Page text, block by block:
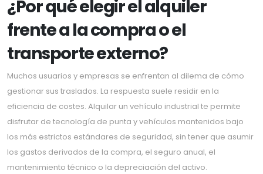
¿Por qué elegir el alquiler
frente a la compra o el
transporte externo?
Muchos usuarios y empresas se enfrentan al dilema de cómo
gestionar sus traslados. La respuesta suele residir en la
eficiencia de costes. Alquilar un vehículo industrial te permite
disfrutar de tecnología de punta y vehículos mantenidos bajo
los más estrictos estándares de seguridad, sin tener que asumir
los gastos derivados de la compra, el seguro anual, el
mantenimiento técnico o la depreciación del activo.